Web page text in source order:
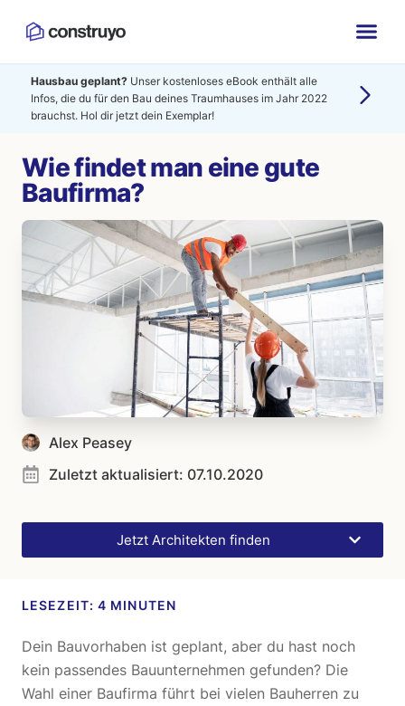
Hausbau geplant? Unser kostenloses eBook enthält alle
Infos, die du für den Bau deines Traumhauses im Jahr 2022
brauchst. Hol dir jetzt dein Exemplar!
Wie findet man eine gute
Baufirma?
Alex Peasey
Zuletzt aktualisiert: 07.10.2020
Jetzt Architekten finden
Dein Bauvorhaben ist geplant, aber du hast noch
kein passendes Bauunternehmen gefunden? Die
Wahl einer Baufirma führt bei vielen Bauherren zu